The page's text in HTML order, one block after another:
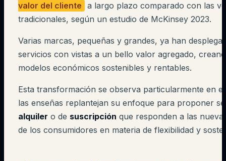
valor del cliente a largo plazo comparado con las
tradicionales, según un estudio de McKinsey 2023.
Varias marcas, pequeñas y grandes, ya han
servicios con vistas a un bello valor agregado,
modelos económicos sostenibles y rentables.
Esta transformación se observa particularmente en
las enseñas replantejan su enfoque para proponer
alquiler o de suscripción que responden a las
de los consumidores en materia de flexibilidad y